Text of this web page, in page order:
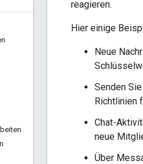
reagieren.
Hier einige
Neue
Senden
Richtlinien
Chat-
neue
Über